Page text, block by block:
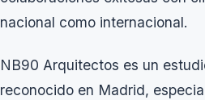
nacional como internacional.
NB90 Arquitectos es un
reconocido en Madrid,